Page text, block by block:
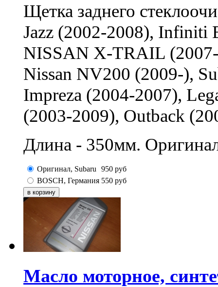
Щетка заднего
Jazz (2002-2008),
NISSAN X-TRAIL
Nissan NV200 (2009-),
Impreza (2004-2007),
(2003-2009), Outback
Длина - 350мм.
Оригинал, Subaru 950 руб
BOSCH, Германия 550 руб
Масло моторное,